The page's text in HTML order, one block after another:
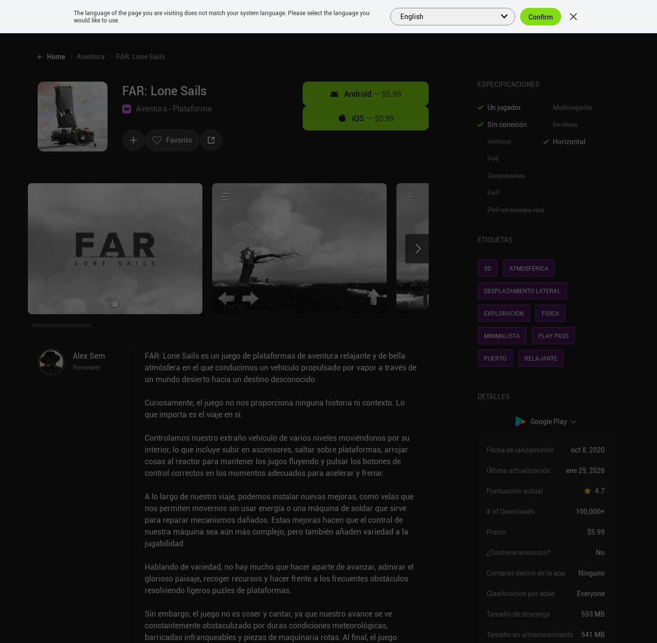
Android
PRÓXIMOS SIMILARES COLECCIONES TOP ES
Home Aventura FAR: Lone Sails
FAR: Lone Sails
Aventura Plataforma
Favorito
Android — $5.99
iOS — $0.99
Alex Sem
Reviewer
FAR: Lone Sails es un juego de plataformas de aventura relajante y de bella
atmósfera en el que conducimos un vehículo propulsado por vapor a través de
un mundo desierto hacia un destino desconocido.
Curiosamente, el juego no nos proporciona ninguna historia ni contexto. Lo
que importa es el viaje en sí.
Controlamos nuestro extraño vehículo de varios niveles moviéndonos por su
interior, lo que incluye subir en ascensores, saltar sobre plataformas, arrojar
cosas al reactor para mantener los jugos fluyendo y pulsar los botones de
control correctos en los momentos adecuados para acelerar y frenar.
A lo largo de nuestro viaje, podemos instalar nuevas mejoras, como velas que
nos permiten movernos sin usar energía o una máquina de soldar que sirve
para reparar mecanismos dañados. Estas mejoras hacen que el control de
nuestra máquina sea aún más complejo, pero también añaden variedad a la
jugabilidad.
Hablando de variedad, no hay mucho que hacer aparte de avanzar, admirar el
glorioso paisaje, recoger recursos y hacer frente a los frecuentes obstáculos
resolviendo ligeros puzles de plataformas.
Sin embargo, el juego no es coser y cantar, ya que nuestro avance se ve
constantemente obstaculizado por duras condiciones meteorológicas,
barricadas infranqueables y piezas de maquinaria rotas. Al final, el juego
ESPECIFICACIONES
Un jugador
Multijugador
Sin conexión
En línea
Vertical
Horizontal
PvE
Cooperativo
PvP
PvP en tiempo real
ETIQUETAS
3D ATMOSFÉRICA
DESPLAZAMIENTO LATERAL
EXPLORACIÓN FÍSICA
MINIMALISTA PLAY PASS
PUERTO RELAJANTE
DETALLES
Google Play
Fecha de lanzamiento oct 8, 2020
Última actualización ene 29, 2026
Puntuación actual 4.7
# of Downloads 100,000+
Precio $5.99
¿Contiene anuncios? No
Compras dentro de la app Ninguno
Clasificación por edad Everyone
Tamaño de descarga 593 MB
Tamaño en almacenamiento 541 MB
The language of the page you are visiting does not match your system language. Please select the language you
would like to use.
English Confirm